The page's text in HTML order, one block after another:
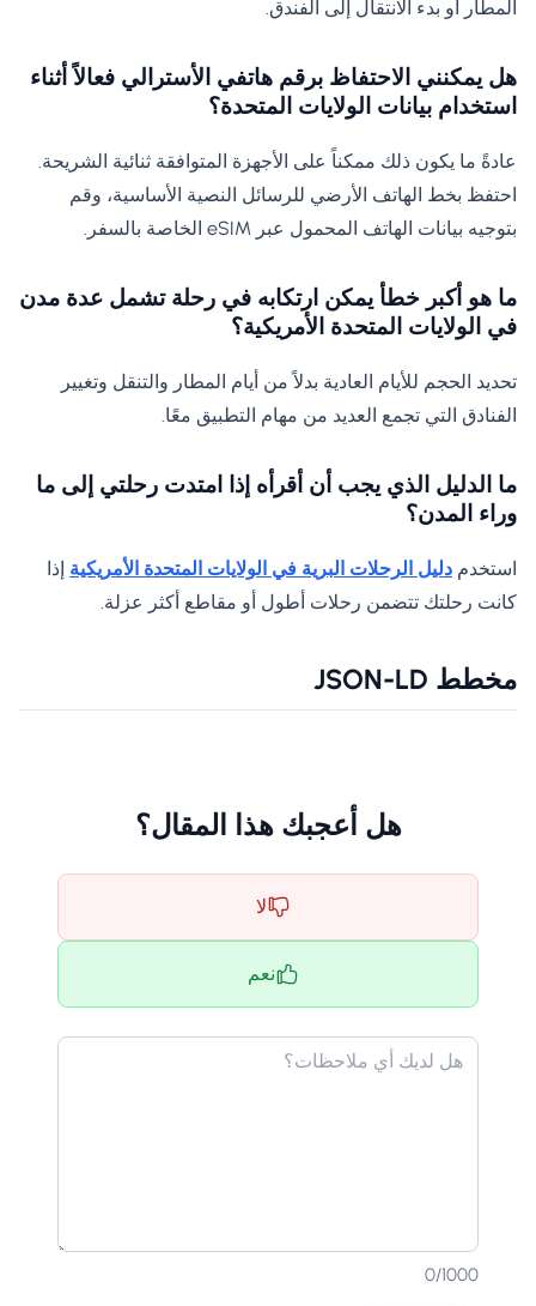
المطار أو بدء الانتقال إلى الفندق.
هل يمكنني الاحتفاظ برقم هاتفي الأسترالي فعالاً أثناء
استخدام بيانات الولايات المتحدة؟
عادةً ما يكون ذلك ممكناً على الأجهزة المتوافقة ثنائية الشريحة.
احتفظ بخط الهاتف الأرضي للرسائل النصية الأساسية، وقم
بتوجيه بيانات الهاتف المحمول عبر eSIM الخاصة بالسفر.
ما هو أكبر خطأ يمكن ارتكابه في رحلة تشمل عدة مدن
في الولايات المتحدة الأمريكية؟
تحديد الحجم للأيام العادية بدلاً من أيام المطار والتنقل وتغيير
الفنادق التي تجمع العديد من مهام التطبيق معًا.
ما الدليل الذي يجب أن أقرأه إذا امتدت رحلتي إلى ما
وراء المدن؟
استخدم دليل الرحلات البرية في الولايات المتحدة الأمريكية إذا
كانت رحلتك تتضمن رحلات أطول أو مقاطع أكثر عزلة.
مخطط JSON-LD
هل أعجبك هذا المقال؟
لا
نعم
0/1000